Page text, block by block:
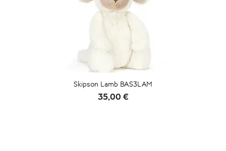
Skipson Lamb BAS3LAM
Prix
35,00 €